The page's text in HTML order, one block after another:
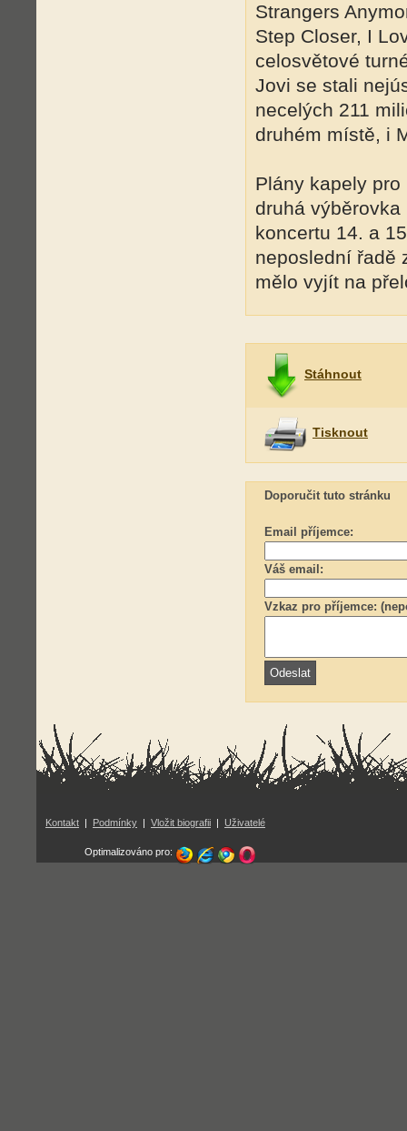
Strangers
Step Closer, I
celosvětové
Jovi se stali
necelých 211
druhém místě, i
Plány kapely
druhá
koncertu 14. a
neposlední řadě
mělo vyjít na
Stáhnout
Tisknout
Doporučit tuto stránku
Email příjemce:
Váš email:
Vzkaz pro příjemce:
Kontakt | Podmínky | Vložit biografii | Uživatelé
Optimalizováno pro: